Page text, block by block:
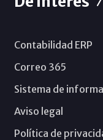
Contabilidad ERP
Correo 365
Sistema de
Aviso legal
Política de